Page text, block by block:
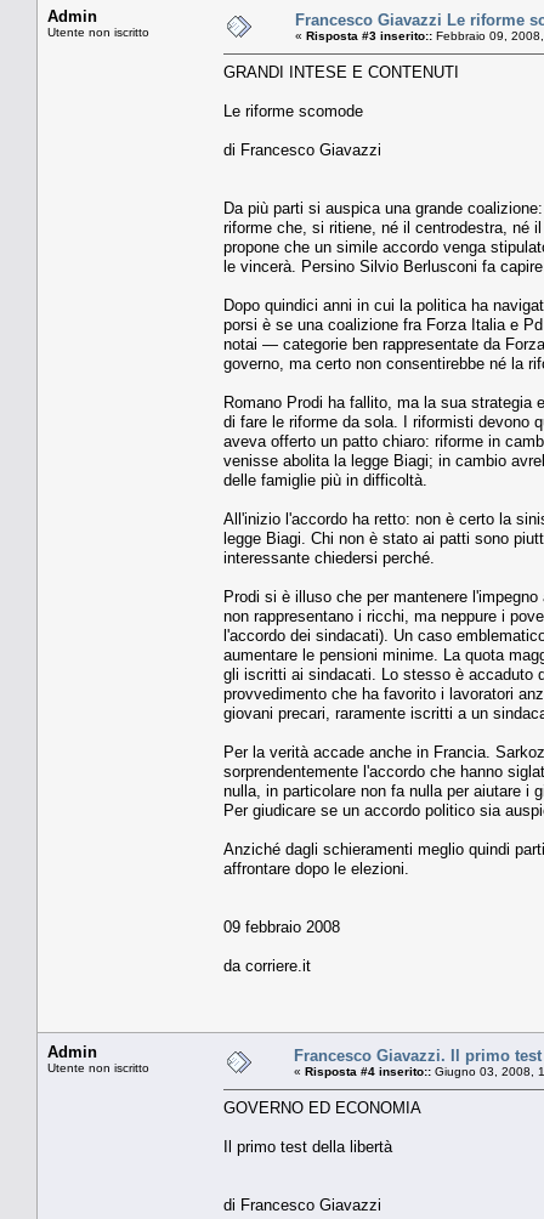
Admin
Utente non iscritto
Francesco Giavazzi Le riforme
« Risposta #3 inserito:: Febbraio 09,
GRANDI INTESE E CONTENUTI
Le riforme scomode
di Francesco Giavazzi
Da più parti si auspica una grande
riforme che, si ritiene, né il centrodestra, né
propone che un simile accordo venga
le vincerà. Persino Silvio Berlusconi fa
Dopo quindici anni in cui la politica ha
porsi è se una coalizione fra Forza Italia e
notai — categorie ben rappresentate da
governo, ma certo non consentirebbe né la
Romano Prodi ha fallito, ma la sua strategia
di fare le riforme da sola. I riformisti devono
aveva offerto un patto chiaro: riforme in
venisse abolita la legge Biagi; in cambio
delle famiglie più in difficoltà.
All'inizio l'accordo ha retto: non è certo la
legge Biagi. Chi non è stato ai patti sono
interessante chiedersi perché.
Prodi si è illuso che per mantenere
non rappresentano i ricchi, ma neppure i
l'accordo dei sindacati). Un caso
aumentare le pensioni minime. La quota
gli iscritti ai sindacati. Lo stesso è accaduto
provvedimento che ha favorito i lavoratori
giovani precari, raramente iscritti a un
Per la verità accade anche in Francia.
sorprendentemente l'accordo che hanno
nulla, in particolare non fa nulla per aiutare i
Per giudicare se un accordo politico sia
Anziché dagli schieramenti meglio quindi
affrontare dopo le elezioni.
09 febbraio 2008
da corriere.it
Admin
Utente non iscritto
Francesco Giavazzi. Il primo
« Risposta #4 inserito:: Giugno 03, 2008,
GOVERNO ED ECONOMIA
Il primo test della libertà
di Francesco Giavazzi